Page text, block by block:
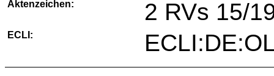
Aktenzeichen: 2 RVs 15/
ECLI: